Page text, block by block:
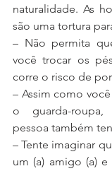
naturalidade. As
são uma tortura
– Não permita
você trocar os
corre o risco de
– Assim como
o guarda-roupa,
pessoa também
– Tente imaginar
um (a) amigo (a)